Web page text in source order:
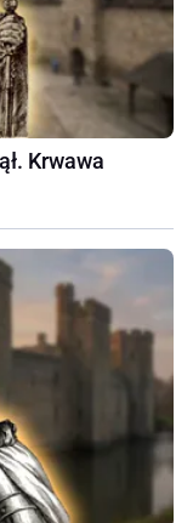
Krwawa